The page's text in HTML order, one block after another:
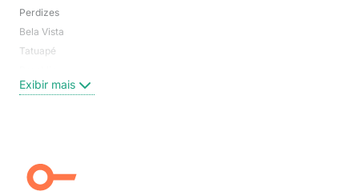
Perdizes
Bela Vista
Tatuapé
Centro
Campo Belo
Ipiranga
Exibir mais